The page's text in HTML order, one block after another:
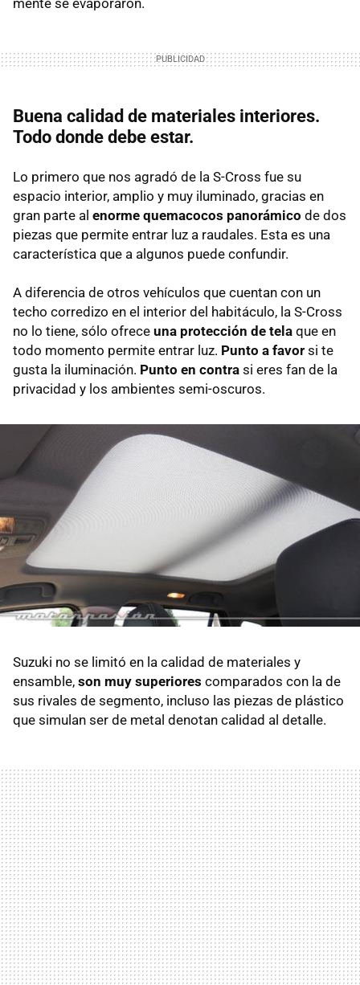
Buena calidad de materiales interiores.
Todo donde debe estar.
Lo primero que nos agradó de la S-Cross fue su
espacio interior, amplio y muy iluminado, gracias en
gran parte al enorme quemacocos panorámico de dos
piezas que permite entrar luz a raudales. Esta es una
característica que a algunos puede confundir.
A diferencia de otros vehículos que cuentan con un
techo corredizo en el interior del habitáculo, la S-Cross
no lo tiene, sólo ofrece una protección de tela que en
todo momento permite entrar luz. Punto a favor si te
gusta la iluminación. Punto en contra si eres fan de la
privacidad y los ambientes semi-oscuros.
Suzuki no se limitó en la calidad de materiales y
ensamble, son muy superiores comparados con la de
sus rivales de segmento, incluso las piezas de plástico
que simulan ser de metal denotan calidad al detalle.